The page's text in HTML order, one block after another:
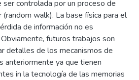
controlada por un proceso de
(random walk). La base física para el
de información no es
futuros trabajos son
detalles de los mecanismos de
anteriormente ya que tienen
in la tecnología de las memorias